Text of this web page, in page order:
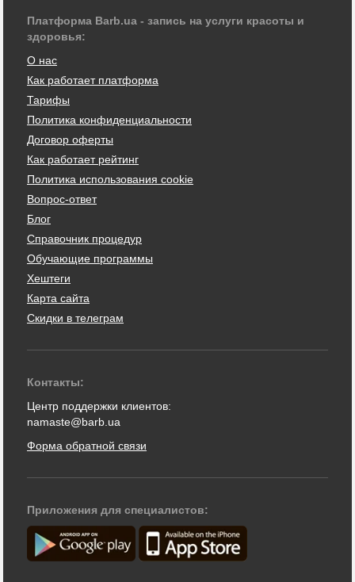
Платформа Barb.ua - запись на услуги красоты и
здоровья:
О нас
Как работает платформа
Тарифы
Политика конфиденциальности
Договор оферты
Как работает рейтинг
Политика использования cookie
Вопрос-ответ
Блог
Справочник процедур
Обучающие программы
Хештеги
Карта сайта
Скидки в телеграм
Контакты:
Центр поддержки клиентов:
namaste@barb.ua
Форма обратной связи
Приложения для специалистов: